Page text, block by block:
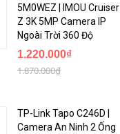
5M0WEZ | IMOU Cruiser
Z 3K 5MP Camera IP
Ngoài Trời 360 Độ
1.220.000₫
1.870.000₫
TP-Link Tapo C246D |
Camera An Ninh 2 Ống